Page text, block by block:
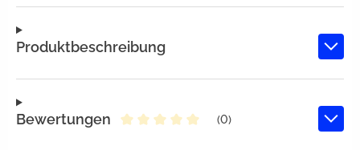
Produktbeschreibung
Bewertungen
(0)